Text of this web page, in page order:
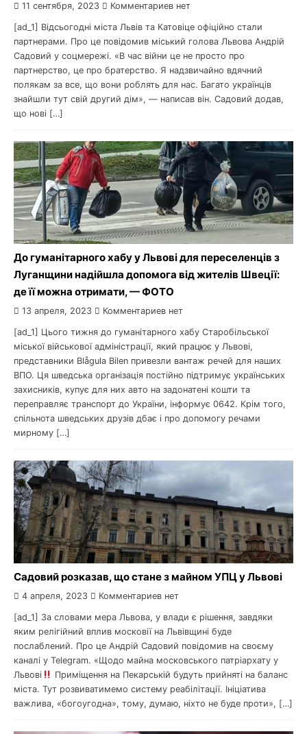
11 сентября, 2023 Комментариев нет
[ad_1] Відсьогодні міста Львів та Катовіце офіційно стали
партнерами. Про це повідомив міський голова Львова Андрій
Садовий у соцмережі. «В час війни це не просто про
партнерство, це про братерство. Я надзвичайно вдячний
полякам за все, що вони роблять для нас. Багато українців
знайшли тут свій другий дім», — написав він. Садовий додав,
що нові […]
До гуманітарного хабу у Львові для переселенців з
Луганщини надійшла допомога від жителів Швеції:
де її можна отримати, — ФОТО
13 апреля, 2023 Комментариев нет
[ad_1] Цього тижня до гуманітарного хабу Старобільської
міської військової адміністрації, який працює у Львові,
представники Blågula Bilen привезли вантаж речей для наших
ВПО. Ця шведська організація постійно підтримує українських
захисників, купує для них авто на задонатені кошти та
переправляє транспорт до України, інформує 0642. Крім того,
спільнота шведських друзів дбає і про допомогу речами
мирному […]
Садовий розказав, що стане з майном УПЦ у Львові
4 апреля, 2023 Комментариев нет
[ad_1] За словами мера Львова, у влади є рішення, завдяки
яким релігійний вплив московії на Львівщині буде
послаблений. Про це Андрій Садовий повідомив на своєму
каналі у Telegram. «Щодо майна московського патріархату у
Львові
Приміщення на Пекарській будуть прийняті на баланс
міста. Тут розвиватимемо систему реабілітації. Ініціатива
важлива, «богоугодна», тому, думаю, ніхто не буде проти», […]